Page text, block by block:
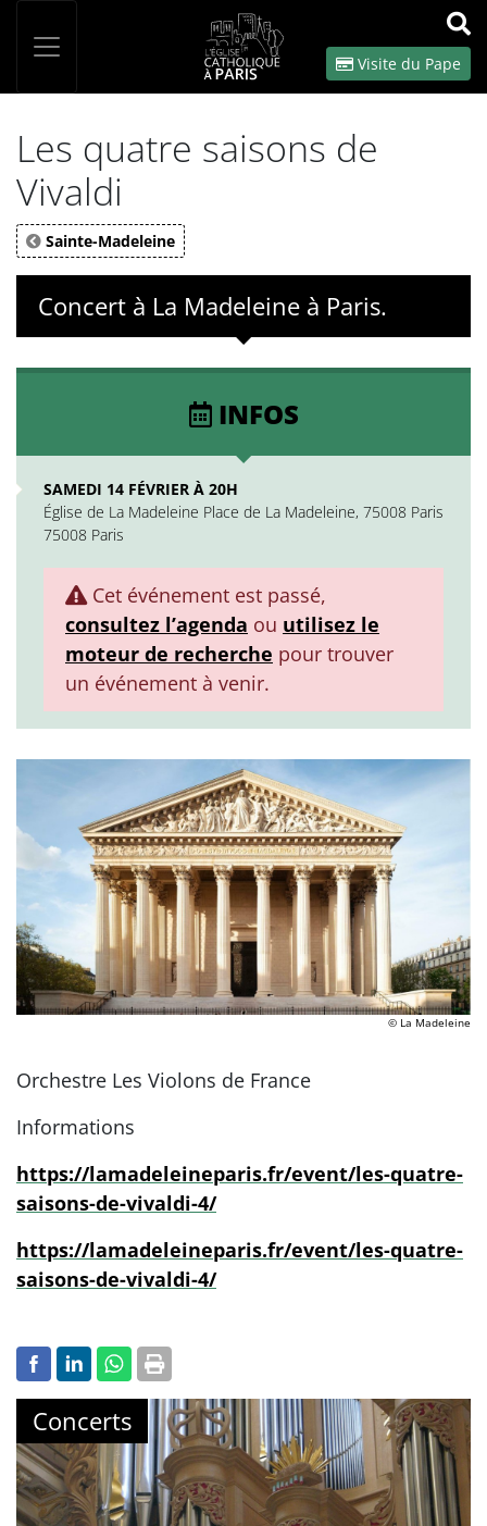
OK
Visite du Pape
Les quatre saisons de
Vivaldi
Sainte-Madeleine
Concert à La Madeleine à Paris.
INFOS
SAMEDI 14 FÉVRIER À 20H
Église de La Madeleine Place de La Madeleine, 75008 Paris
75008 Paris
Cet événement est passé,
consultez l’agenda ou utilisez le
moteur de recherche pour trouver
un événement à venir.
© La Madeleine
Orchestre Les Violons de France
Informations
https://lamadeleineparis.fr/event/les-quatre-
saisons-de-vivaldi-4/
https://lamadeleineparis.fr/event/les-quatre-
saisons-de-vivaldi-4/
Concerts
Panneau de gestion des cookies